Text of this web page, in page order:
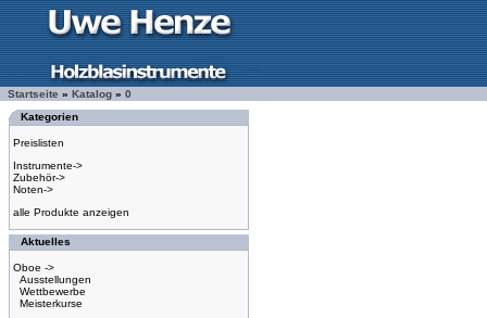
Startseite » Katalog » 0
Kategorien
Preislisten
Instrumente->
Zubehör->
Noten->
alle Produkte anzeigen
Aktuelles
Oboe ->
Ausstellungen
Wettbewerbe
Meisterkurse